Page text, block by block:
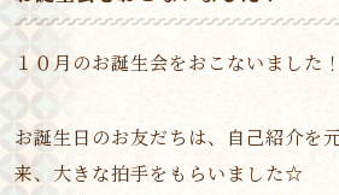
１０月のお誕生会をおこないました！
お誕生日のお友だちは、自己紹介を
来、大きな拍手をもらいました☆